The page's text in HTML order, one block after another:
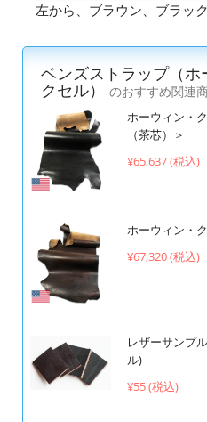
左から、ブラウン、ブラッ
ベンズストラップ（
クセル）
のおすすめ関連
ホーウィン・
（茶芯）＞
¥65,637 (税込)
ホーウィン・
¥67,320 (税込)
レザーサンプ
ル)
¥55 (税込)